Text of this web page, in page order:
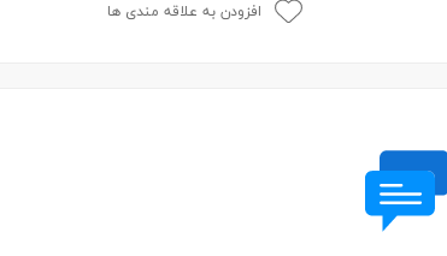
افزودن به علاقه مندی ها